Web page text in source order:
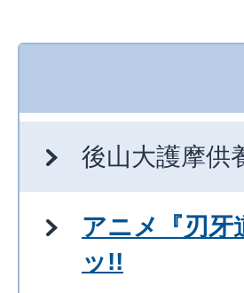
後山大護摩供
アニメ『刃牙
ッ!!